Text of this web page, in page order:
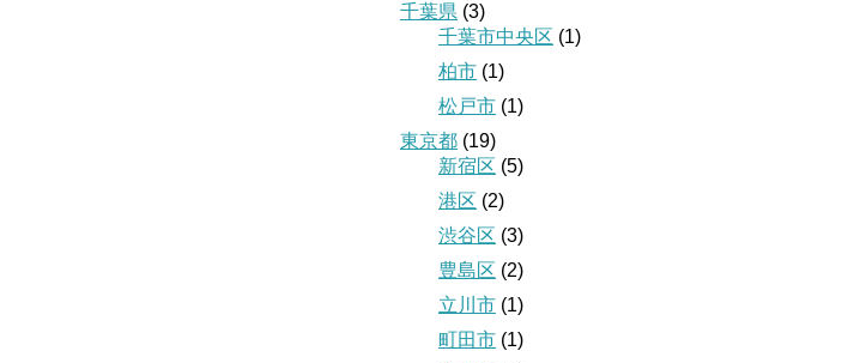
千葉県 (3)
千葉市中央区 (1)
柏市 (1)
松戸市 (1)
東京都 (19)
新宿区 (5)
港区 (2)
渋谷区 (3)
豊島区 (2)
立川市 (1)
町田市 (1)